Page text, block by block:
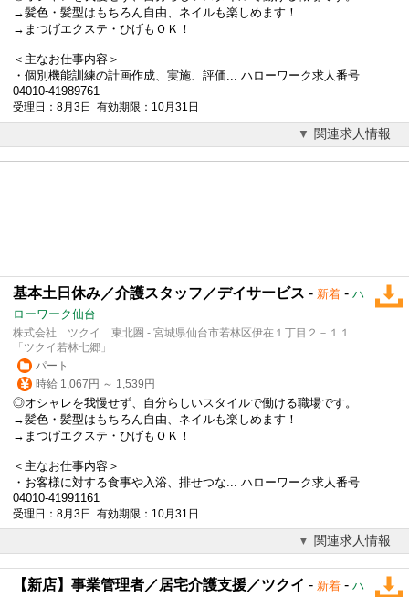
→髪色・髪型はもちろん自由、ネイルも楽しめます！
→まつげエクステ・ひげもＯＫ！
＜主なお仕事内容＞
・個別機能訓練の計画作成、実施、評価... ハローワーク求人番号
04010-41989761
受理日：8月3日 有効期限：10月31日
関連求人情報
基本土日休み／介護スタッフ／デイサービス - 新着 - ハ
ローワーク仙台
株式会社 ツクイ 東北圏 - 宮城県仙台市若林区伊在１丁目２－１１
「ツクイ若林七郷」
パート
時給 1,067円 ～ 1,539円
◎オシャレを我慢せず、自分らしいスタイルで働ける職場です。
→髪色・髪型はもちろん自由、ネイルも楽しめます！
→まつげエクステ・ひげもＯＫ！
＜主なお仕事内容＞
・お客様に対する食事や入浴、排せつな... ハローワーク求人番号
04010-41991161
受理日：8月3日 有効期限：10月31日
関連求人情報
【新店】事業管理者／居宅介護支援／ツクイ - 新着 - ハ